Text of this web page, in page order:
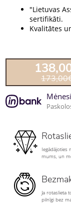
"Lietuvas
sertifikāti.
Kvalitātes
Iegādājoties
mums, un
Ja rotaslieta
pilnīgi bez